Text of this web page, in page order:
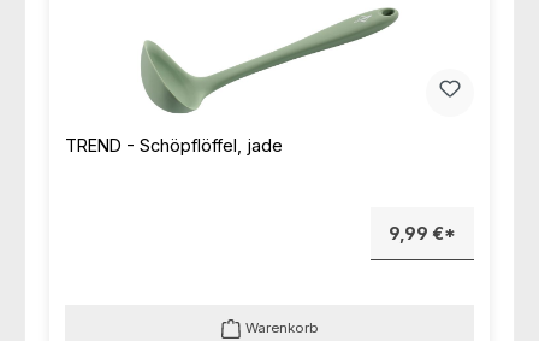
TREND - Schöpflöffel, jade
9,99 €*
Warenkorb